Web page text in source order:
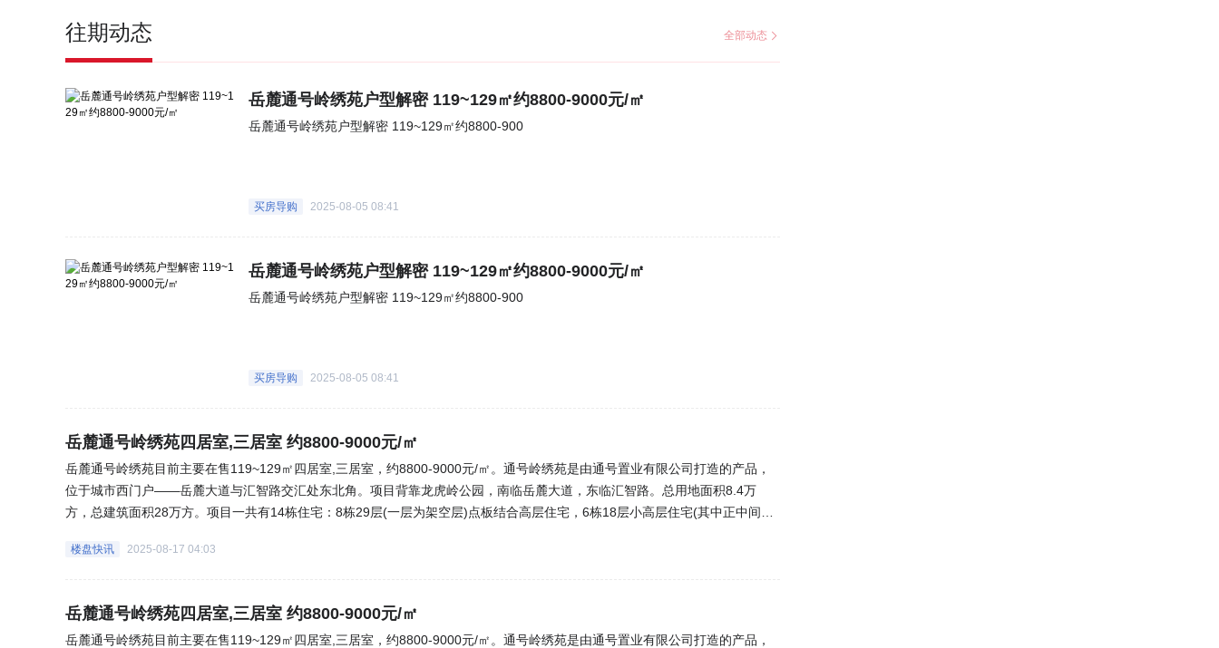
往期动态 全部动态
岳麓通号岭绣苑户型解密 119~129㎡约8800-9000元/㎡
岳麓通号岭绣苑户型解密 119~129㎡约8800-900
买房导购 2025-08-05 08:41
岳麓通号岭绣苑户型解密 119~129㎡约8800-9000元/㎡
岳麓通号岭绣苑户型解密 119~129㎡约8800-900
买房导购 2025-08-05 08:41
岳麓通号岭绣苑四居室,三居室 约8800-9000元/㎡
岳麓通号岭绣苑目前主要在售119~129㎡四居室,三居室，约8800-9000元/㎡。通号岭绣苑是由通号置业有限公司打造的产品，
位于城市西门户——岳麓大道与汇智路交汇处东北角。项目背靠龙虎岭公园，南临岳麓大道，东临汇智路。总用地面积8.4万
方，总建筑面积28万方。项目一共有14栋住宅：8栋29层(一层为架空层)点板结合高层住宅，6栋18层小高层住宅(其中正中间4
以及自建公立幼儿园。(来源:乐居网)
楼盘快讯 2025-08-17 04:03
岳麓通号岭绣苑四居室,三居室 约8800-9000元/㎡
岳麓通号岭绣苑目前主要在售119~129㎡四居室,三居室，约8800-9000元/㎡。通号岭绣苑是由通号置业有限公司打造的产品，